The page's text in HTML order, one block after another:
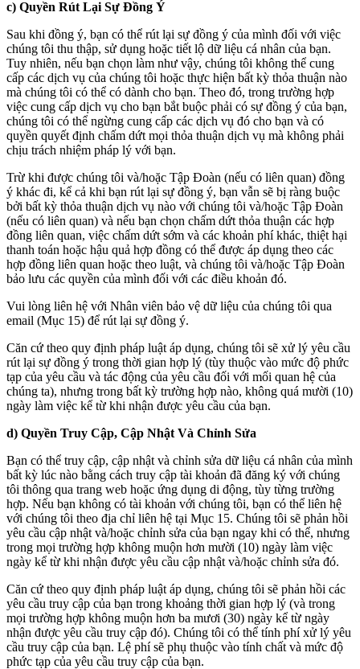
c) Quyền Rút Lại Sự Đồng Ý
Sau khi đồng ý, bạn có thể rút lại sự đồng ý của mình đối với việc
chúng tôi thu thập, sử dụng hoặc tiết lộ dữ liệu cá nhân của bạn.
Tuy nhiên, nếu bạn chọn làm như vậy, chúng tôi không thể cung
cấp các dịch vụ của chúng tôi hoặc thực hiện bất kỳ thỏa thuận nào
mà chúng tôi có thể có dành cho bạn. Theo đó, trong trường hợp
việc cung cấp dịch vụ cho bạn bắt buộc phải có sự đồng ý của bạn,
chúng tôi có thể ngừng cung cấp các dịch vụ đó cho bạn và có
quyền quyết định chấm dứt mọi thỏa thuận dịch vụ mà không phải
chịu trách nhiệm pháp lý với bạn.
Trừ khi được chúng tôi và/hoặc Tập Đoàn (nếu có liên quan) đồng
ý khác đi, kể cả khi bạn rút lại sự đồng ý, bạn vẫn sẽ bị ràng buộc
bởi bất kỳ thỏa thuận dịch vụ nào với chúng tôi và/hoặc Tập Đoàn
(nếu có liên quan) và nếu bạn chọn chấm dứt thỏa thuận các hợp
đồng liên quan, việc chấm dứt sớm và các khoản phí khác, thiệt hại
thanh toán hoặc hậu quả hợp đồng có thể được áp dụng theo các
hợp đồng liên quan hoặc theo luật, và chúng tôi và/hoặc Tập Đoàn
bảo lưu các quyền của mình đối với các điều khoản đó.
Vui lòng liên hệ với Nhân viên bảo vệ dữ liệu của chúng tôi qua
email (Mục 15) để rút lại sự đồng ý.
Căn cứ theo quy định pháp luật áp dụng, chúng tôi sẽ xử lý yêu cầu
rút lại sự đồng ý trong thời gian hợp lý (tùy thuộc vào mức độ phức
tạp của yêu cầu và tác động của yêu cầu đối với mối quan hệ của
chúng ta), nhưng trong bất kỳ trường hợp nào, không quá mười (10)
ngày làm việc kể từ khi nhận được yêu cầu của bạn.
d) Quyền Truy Cập, Cập Nhật Và Chỉnh Sửa
Bạn có thể truy cập, cập nhật và chỉnh sửa dữ liệu cá nhân của mình
bất kỳ lúc nào bằng cách truy cập tài khoản đã đăng ký với chúng
tôi thông qua trang web hoặc ứng dụng di động, tùy từng trường
hợp. Nếu bạn không có tài khoản với chúng tôi, bạn có thể liên hệ
với chúng tôi theo địa chỉ liên hệ tại Mục 15. Chúng tôi sẽ phản hồi
yêu cầu cập nhật và/hoặc chỉnh sửa của bạn ngay khi có thể, nhưng
trong mọi trường hợp không muộn hơn mười (10) ngày làm việc
ngày kể từ khi nhận được yêu cầu cập nhật và/hoặc chỉnh sửa đó.
Căn cứ theo quy định pháp luật áp dụng, chúng tôi sẽ phản hồi các
yêu cầu truy cập của bạn trong khoảng thời gian hợp lý (và trong
mọi trường hợp không muộn hơn ba mươi (30) ngày kể từ ngày
nhận được yêu cầu truy cập đó). Chúng tôi có thể tính phí xử lý yêu
cầu truy cập của bạn. Lệ phí sẽ phụ thuộc vào tính chất và mức độ
phức tạp của yêu cầu truy cập của bạn.